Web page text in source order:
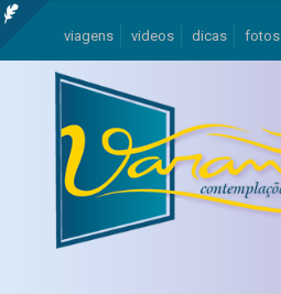
viagens videos dicas fotos